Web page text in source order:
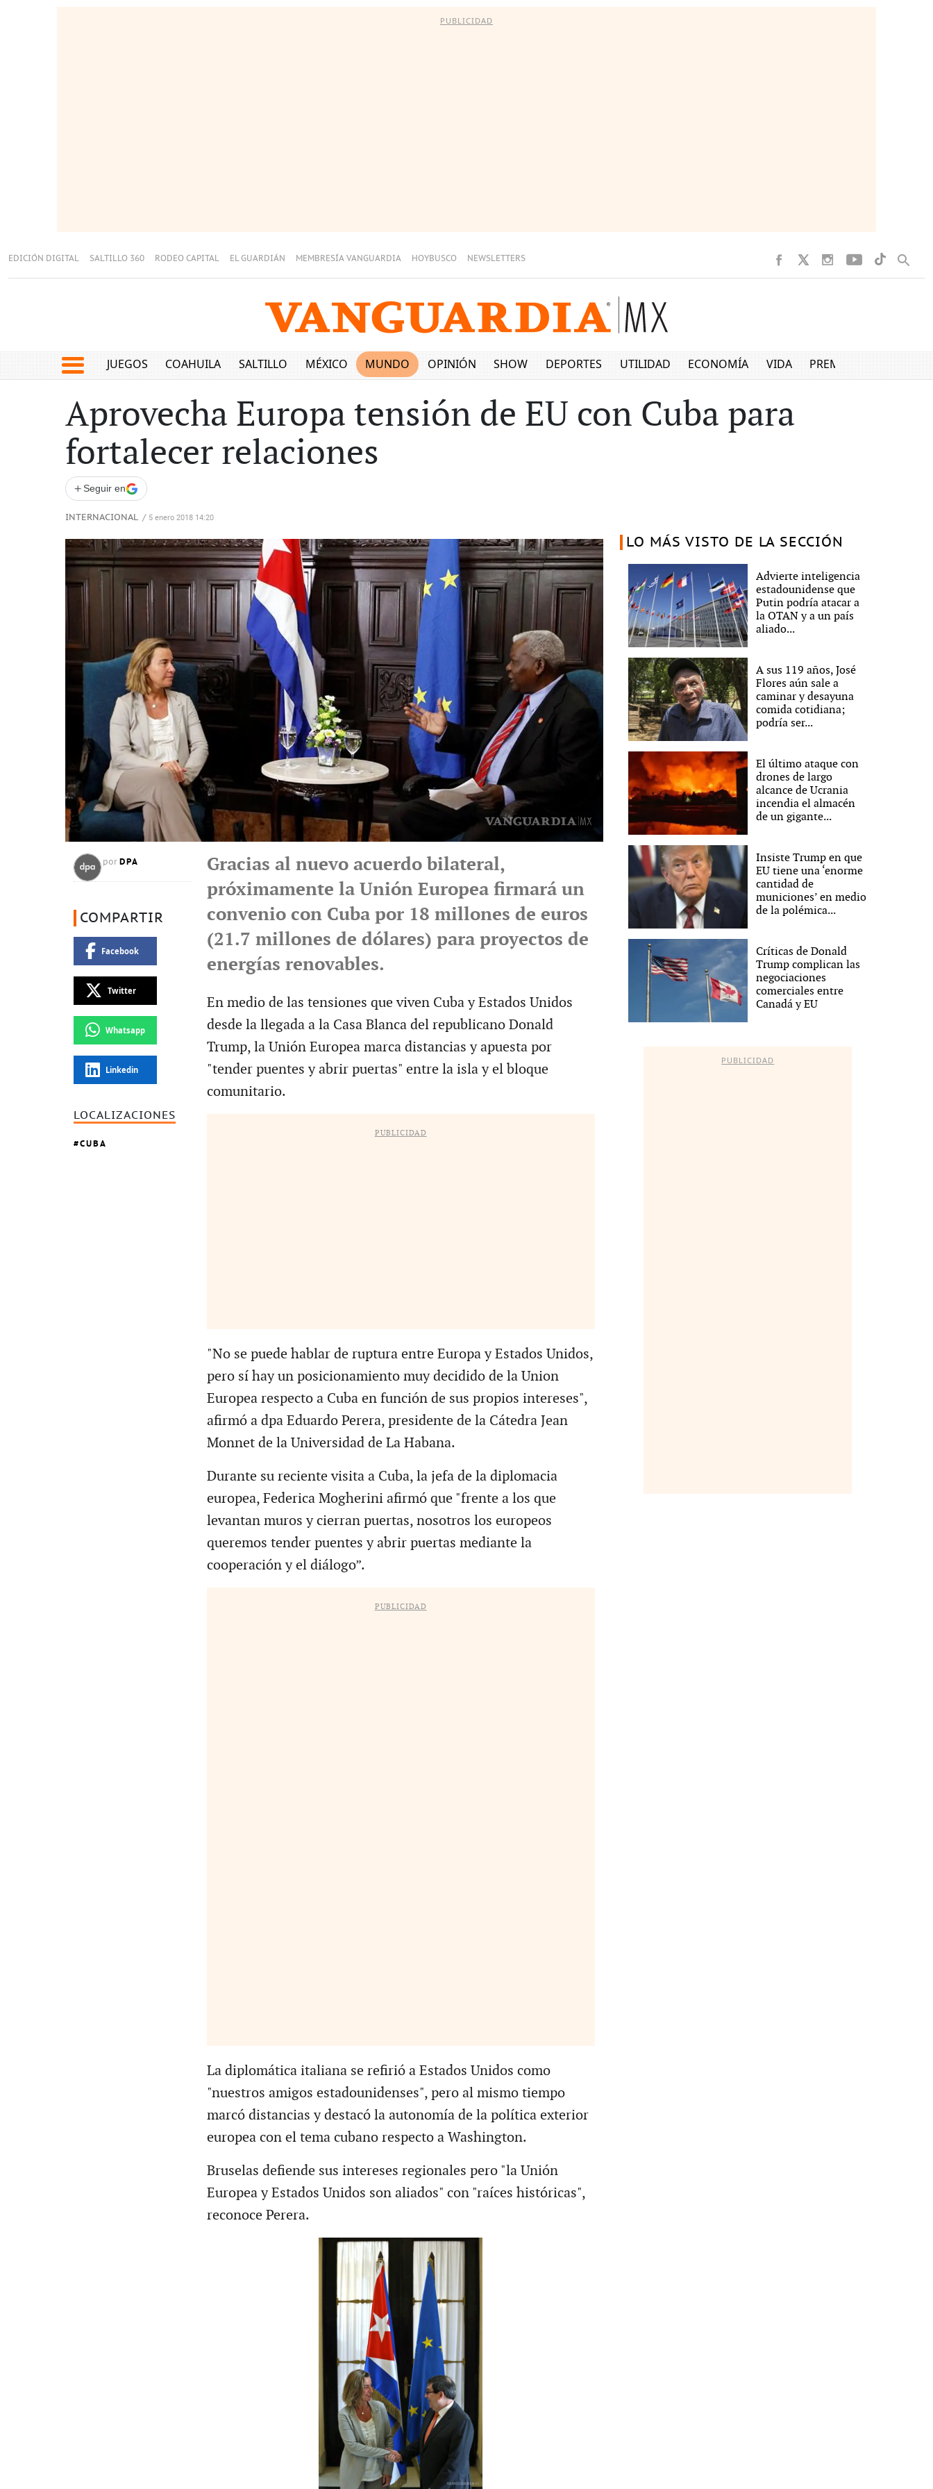
PUBLICIDAD
EDICIÓN DIGITAL SALTILLO 360 RODEO CAPITAL EL GUARDIÁN MEMBRESÍA VANGUARDIA HOYBUSCO NEWSLETTERS
JUEGOS COAHUILA SALTILLO MÉXICO MUNDO OPINIÓN SHOW DEPORTES UTILIDAD ECONOMÍA VIDA PREMIUM
Aprovecha Europa tensión de EU con Cuba para
fortalecer relaciones
+ Seguir en
INTERNACIONAL / 5 enero 2018 14:20
por DPA
COMPARTIR
Facebook
Twitter
Whatsapp
Linkedin
LOCALIZACIONES
CUBA
Gracias al nuevo acuerdo bilateral,
próximamente la Unión Europea firmará un
convenio con Cuba por 18 millones de euros
(21.7 millones de dólares) para proyectos de
energías renovables.
En medio de las tensiones que viven Cuba y Estados Unidos
desde la llegada a la Casa Blanca del republicano Donald
Trump, la Unión Europea marca distancias y apuesta por
"tender puentes y abrir puertas" entre la isla y el bloque
comunitario.
PUBLICIDAD
"No se puede hablar de ruptura entre Europa y Estados Unidos,
pero sí hay un posicionamiento muy decidido de la Union
Europea respecto a Cuba en función de sus propios intereses",
afirmó a dpa Eduardo Perera, presidente de la Cátedra Jean
Monnet de la Universidad de La Habana.
Durante su reciente visita a Cuba, la jefa de la diplomacia
europea, Federica Mogherini afirmó que "frente a los que
levantan muros y cierran puertas, nosotros los europeos
queremos tender puentes y abrir puertas mediante la
cooperación y el diálogo”.
PUBLICIDAD
La diplomática italiana se refirió a Estados Unidos como
"nuestros amigos estadounidenses", pero al mismo tiempo
marcó distancias y destacó la autonomía de la política exterior
europea con el tema cubano respecto a Washington.
Bruselas defiende sus intereses regionales pero "la Unión
Europea y Estados Unidos son aliados" con "raíces históricas",
reconoce Perera.
LO MÁS VISTO DE LA SECCIÓN
Advierte inteligencia
estadounidense que
Putin podría atacar a
la OTAN y a un país
aliado...
A sus 119 años, José
Flores aún sale a
caminar y desayuna
comida cotidiana;
podría ser...
El último ataque con
drones de largo
alcance de Ucrania
incendia el almacén
de un gigante...
Insiste Trump en que
EU tiene una ‘enorme
cantidad de
municiones’ en medio
de la polémica...
Críticas de Donald
Trump complican las
negociaciones
comerciales entre
Canadá y EU
PUBLICIDAD